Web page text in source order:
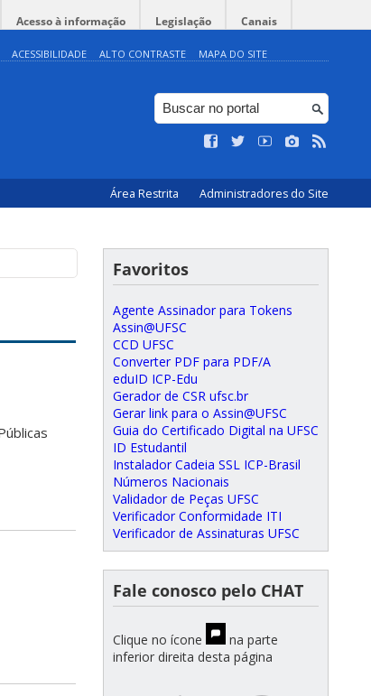
Acesso à informação Legislação Canais
ACESSIBILIDADE ALTO CONTRASTE MAPA DO SITE
Área Restrita Administradores do Site
Favoritos
Agente Assinador para Tokens
Assin@UFSC
CCD UFSC
Converter PDF para PDF/A
eduID ICP-Edu
Gerador de CSR ufsc.br
Gerar link para o Assin@UFSC
Guia do Certificado Digital na UFSC
ID Estudantil
Instalador Cadeia SSL ICP-Brasil
Números Nacionais
Validador de Peças UFSC
Verificador Conformidade ITI
Verificador de Assinaturas UFSC
Fale conosco pelo CHAT
Clique no ícone
na parte
inferior direita desta página